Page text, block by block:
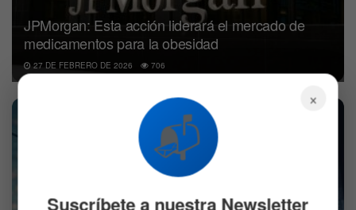
JPMorgan: Esta acción liderará el mercado de
medicamentos para la obesidad
27 DE FEBRERO DE 2026 706
×
📬
Suscríbete a nuestra Newsletter